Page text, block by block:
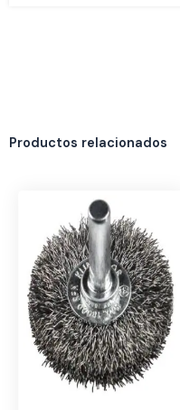
Productos relacionados